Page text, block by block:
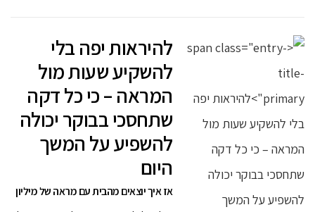
להיראות יפה בלי
להשקיע שעות מול
המראה – כי כל דקה
שתחסכי בבוקר יכולה
להשפיע על המשך
היום
אז איך יוצאים מהבית עם מראה של מיליון